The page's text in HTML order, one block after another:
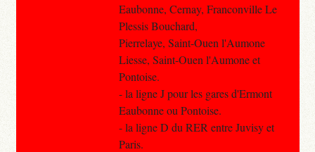
Eaubonne, Cernay, Franconville Le
Plessis Bouchard,
Pierrelaye, Saint-Ouen l'Aumone
Liesse, Saint-Ouen l'Aumone et
Pontoise.
- la ligne J pour les gares d'Ermont
Eaubonne ou Pontoise.
- la ligne D du RER entre Juvisy et
Paris.